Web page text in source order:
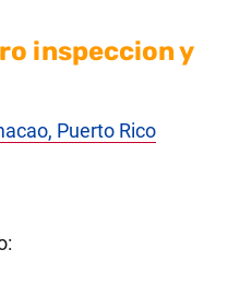
inspeccion y
Puerto Rico